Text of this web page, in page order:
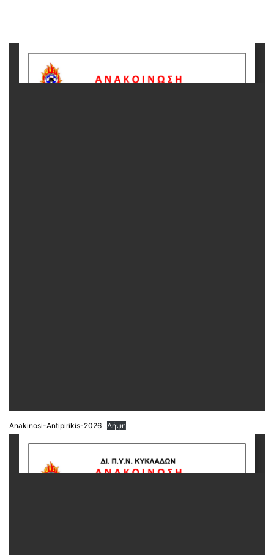
Anakinosi-Antipirikis-2026 Λήψη